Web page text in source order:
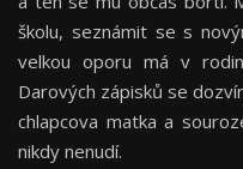
školu, seznámit se s
velkou oporu má v
Darových zápisků se
chlapcova matka a
nikdy nenudí.